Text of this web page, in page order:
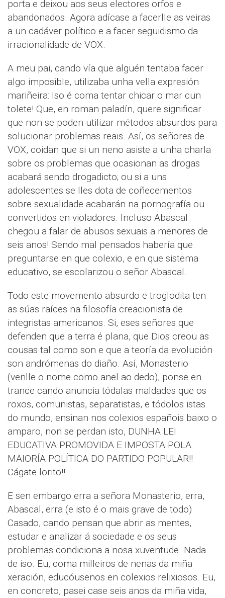
porta e deixou aos seus electores orfos e
abandonados. Agora adícase a facerlle as veiras
a un cadáver político e a facer seguidismo da
irracionalidade de VOX.
A meu pai, cando vía que alguén tentaba facer
algo imposible, utilizaba unha vella expresión
mariñeira: Iso é coma tentar chicar o mar cun
tolete! Que, en roman paladín, quere significar
que non se poden utilizar métodos absurdos para
solucionar problemas reais. Así, os señores de
VOX, coidan que si un neno asiste a unha charla
sobre os problemas que ocasionan as drogas
acabará sendo drogadicto; ou si a uns
adolescentes se lles dota de coñecementos
sobre sexualidade acabarán na pornografía ou
convertidos en violadores. Incluso Abascal
chegou a falar de abusos sexuais a menores de
seis anos! Sendo mal pensados habería que
preguntarse en que colexio, e en que sistema
educativo, se escolarizou o señor Abascal.
Todo este movemento absurdo e troglodita ten
as súas raíces na filosofía creacionista de
integristas americanos. Si, eses señores que
defenden que a terra é plana, que Dios creou as
cousas tal como son e que a teoría da evolución
son andrómenas do diaño. Así, Monasterio
(venlle o nome como anel ao dedo), ponse en
trance cando anuncia tódalas maldades que os
roxos, comunistas, separatistas, e tódolos istas
do mundo, ensinan nos colexios españois baixo o
amparo, non se perdan isto, DUNHA LEI
EDUCATIVA PROMOVIDA E IMPOSTA POLA
MAIORÍA POLÍTICA DO PARTIDO POPULAR!!
Cágate lorito!!
E sen embargo erra a señora Monasterio, erra,
Abascal, erra (e isto é o mais grave de todo)
Casado, cando pensan que abrir as mentes,
estudar e analizar á sociedade e os seus
problemas condiciona a nosa xuventude. Nada
de iso. Eu, coma milleiros de nenas da miña
xeración, educóusenos en colexios relixiosos. Eu,
en concreto, pasei case seis anos da miña vida,